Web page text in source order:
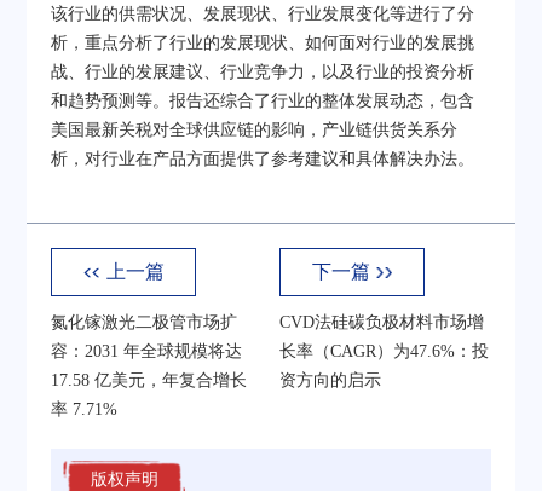
该行业的供需状况、发展现状、行业发展变化等进行了分
析，重点分析了行业的发展现状、如何面对行业的发展挑
战、行业的发展建议、行业竞争力，以及行业的投资分析
和趋势预测等。报告还综合了行业的整体发展动态，包含
美国最新关税对全球供应链的影响，产业链供货关系分
析，对行业在产品方面提供了参考建议和具体解决办法。
上一篇
氮化镓激光二极管市场扩
容：2031 年全球规模将达
17.58 亿美元，年复合增长
率 7.71%
下一篇
CVD法硅碳负极材料市场增
长率（CAGR）为47.6%：投
资方向的启示
版权声明